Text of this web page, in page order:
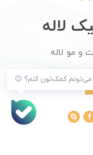
می‌تونم کمک‌تون کنم؟ 😊
لاله
مو لاله